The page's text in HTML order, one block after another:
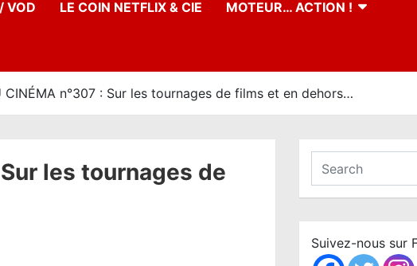
VOD LE COIN NETFLIX & CIE MOTEUR… ACTION !
CINÉMA n°307 : Sur les tournages de films et en dehors…
Sur les tournages de
a
c
h
Suivez-nous sur